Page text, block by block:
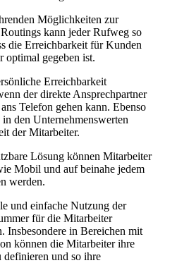
Möglichkeiten zur
kann jeder Rufweg so
die Erreichbarkeit für Kunden
optimal gegeben ist.
Erreichbarkeit
der direkte Ansprechpartner
Telefon gehen kann. Ebenso
den Unternehmenswerten
der Mitarbeiter.
Lösung können Mitarbeiter
Mobil und auf beinahe jedem
werden.
und einfache Nutzung der
für die Mitarbeiter
Insbesondere in Bereichen mit
können die Mitarbeiter ihre
definieren und so ihre